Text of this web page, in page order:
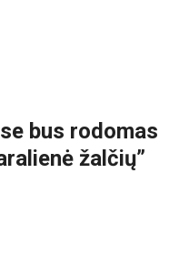
bus rodomas
žalčių”